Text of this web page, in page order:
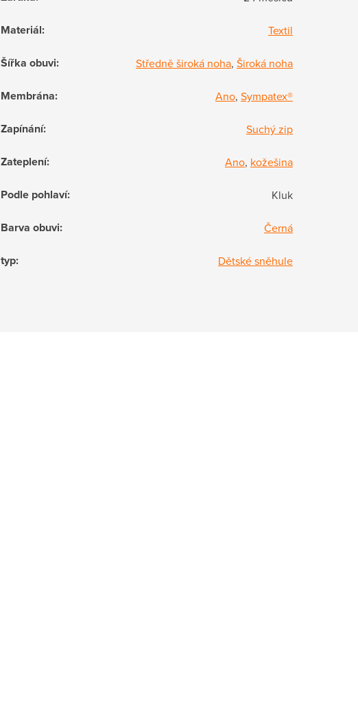
Materiál: Textil
Šířka obuvi: Středně široká noha, Široká noha
Membrána: Ano, Sympatex®
Zapínání: Suchý zip
Zateplení: Ano, kožešina
Podle pohlaví: Kluk
Barva obuvi: Černá
typ: Dětské sněhule